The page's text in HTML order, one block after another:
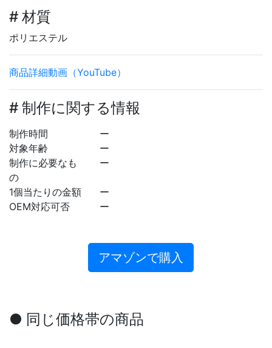
# 材質
ポリエステル
商品詳細動画（YouTube）
# 制作に関する情報
制作時間
ー
対象年齢
ー
制作に必要なも
の
ー
1個当たりの金額
ー
OEM対応可否
ー
アマゾンで購入
● 同じ価格帯の商品